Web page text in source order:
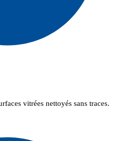
vitrées nettoyés sans traces.